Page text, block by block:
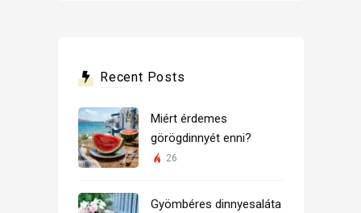
Recent Posts
Miért érdemes
görögdinnyét enni?
26
Gyömbéres dinnyesaláta